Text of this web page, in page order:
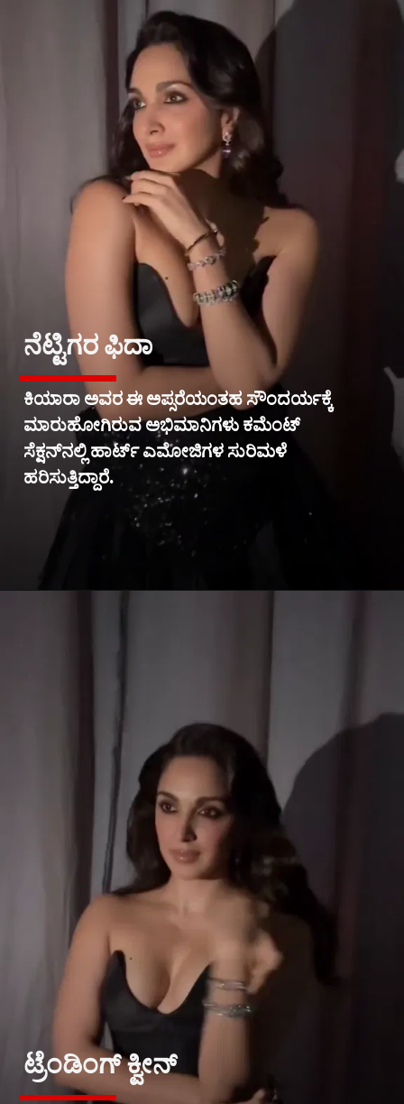
ನೆಟ್ಟಿಗರ ಫಿದಾ
ಕಿಯಾರಾ ಅವರ ಈ ಅಪ್ಸರೆಯಂತಹ ಸೌಂದರ್ಯಕ್ಕೆ
ಮಾರುಹೋಗಿರುವ ಅಭಿಮಾನಿಗಳು ಕಮೆಂಟ್
ಸೆಕ್ಷನ್‌ನಲ್ಲಿ ಹಾರ್ಟ್ ಎಮೋಜಿಗಳ ಸುರಿಮಳೆ
ಹರಿಸುತ್ತಿದ್ದಾರೆ.
ಟ್ರೆಂಡಿಂಗ್ ಕ್ವೀನ್